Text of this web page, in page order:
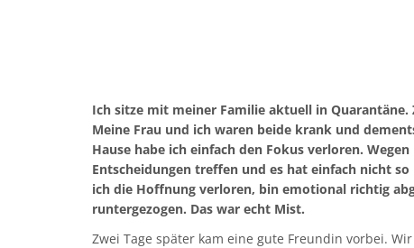
Ich sitze mit meiner Familie aktuell in
Meine Frau und ich waren beide krank und
Hause habe ich einfach den Fokus verloren.
Entscheidungen treffen und es hat einfach nicht
ich die Hoffnung verloren, bin emotional richtig
runtergezogen. Das war echt Mist.
Zwei Tage später kam eine gute Freundin vorbei.